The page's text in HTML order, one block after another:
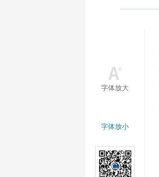
字体放大
字体放小